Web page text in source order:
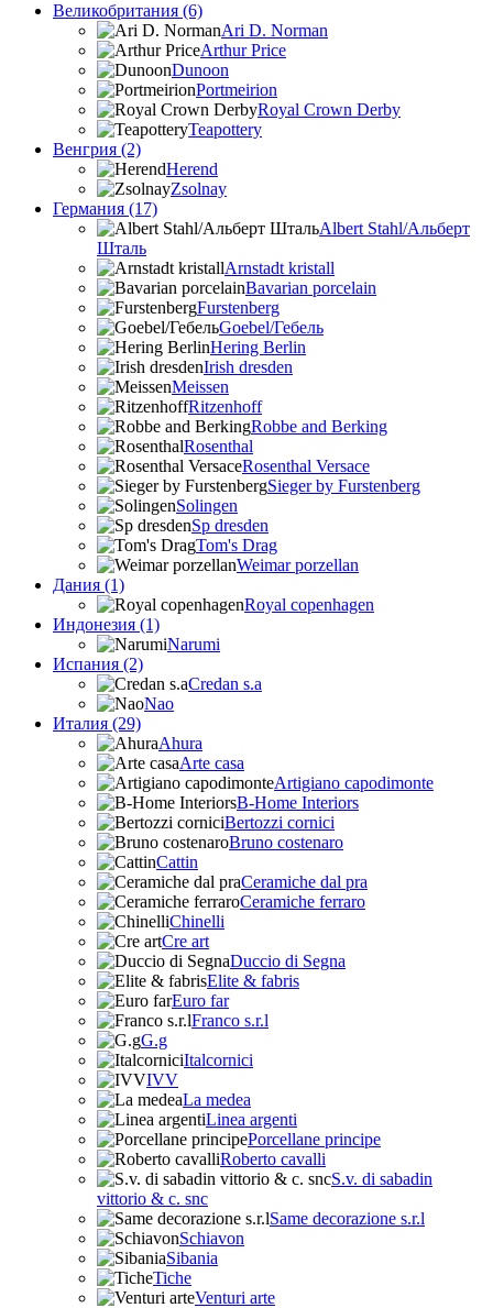
Великобритания (6)
Ari D. Norman
Arthur Price
Dunoon
Portmeirion
Royal Crown Derby
Teapottery
Венгрия (2)
Herend
Zsolnay
Германия (17)
Albert Stahl/Альбеpт
Шталь
Arnstadt kristall
Bavarian porcelain
Furstenberg
Goebel/Гебель
Hering Berlin
Irish dresden
Meissen
Ritzenhoff
Robbe and Berking
Rosenthal
Rosenthal Versace
Sieger by Furstenberg
Solingen
Sp dresden
Tom's Drag
Weimar porzellan
Дания (1)
Royal copenhagen
Индонезия (1)
Narumi
Испания (2)
Credan s.a
Nao
Италия (29)
Ahura
Arte casa
Artigiano capodimonte
B-Home Interiors
Bertozzi cornici
Bruno costenaro
Cattin
Ceramiche dal pra
Ceramiche ferraro
Chinelli
Cre art
Duccio di Segna
Elite & fabris
Euro far
Franco s.r.l
G.g
Italcornici
IVV
La medea
Linea argenti
Porcellane principe
Roberto cavalli
S.v. di sabadin
vittorio & c. snc
Same decorazione s.r.l
Schiavon
Sibania
Tiche
Venturi arte